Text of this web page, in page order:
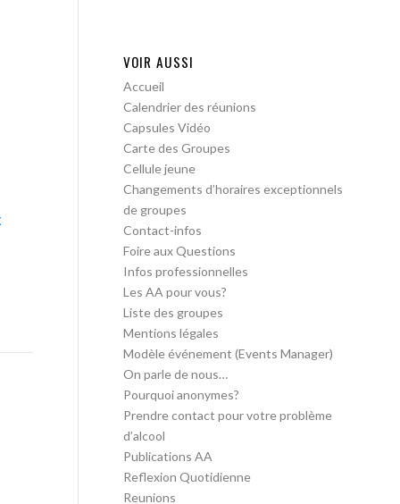
VOIR AUSSI
Accueil
Calendrier des réunions
Capsules Vidéo
Carte des Groupes
Cellule jeune
Changements d’horaires exceptionnels
de groupes
Contact-infos
Foire aux Questions
Infos professionnelles
Les AA pour vous?
Liste des groupes
Mentions légales
Modèle événement (Events Manager)
On parle de nous…
Pourquoi anonymes?
Prendre contact pour votre problème
d’alcool
Publications AA
Reflexion Quotidienne
Reunions